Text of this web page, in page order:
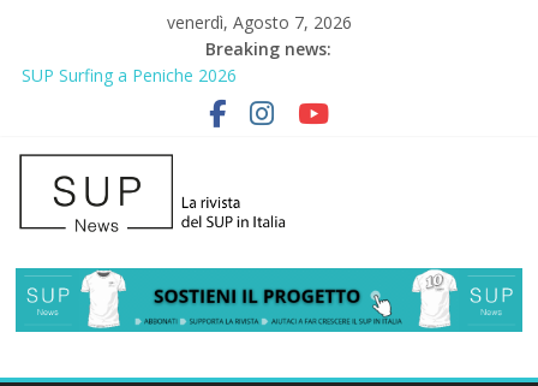
venerdì, Agosto 7, 2026
Breaking news:
SUP Surfing a Peniche 2026
AirSUP a Gallico: prima storica gara per Reggio Calabria
Gallico Paddle Fest 2026: sul lungomare di Gallico torna la festa
del SUP
Porto Selvaggio, a lezione di soccorso con la giornata della
prevenzione
2° Urban Sup Trophy: la regata solidale per lo IOR